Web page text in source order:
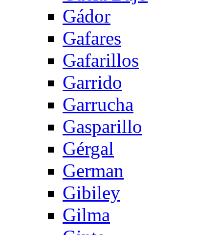
Gádor
Gafares
Gafarillos
Garrido
Garrucha
Gasparillo
Gérgal
German
Gibiley
Gilma